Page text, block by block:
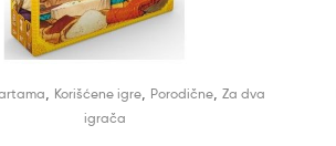
Korišćene igre, Porodične, Za dva
igrača